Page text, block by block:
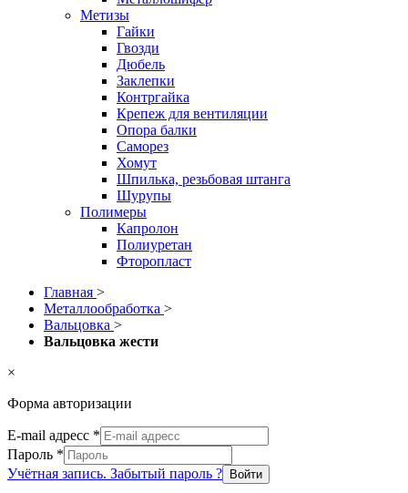
Метизы
Гайки
Гвозди
Дюбель
Заклепки
Контргайка
Крепеж для вентиляции
Опора балки
Саморез
Хомут
Шпилька, резьбовая штанга
Шурупы
Полимеры
Капролон
Полиуретан
Фторопласт
Главная >
Металлообработка >
Вальцовка >
Вальцовка жести
×
Форма авторизации
E-mail адресс *
Пароль *
Учётная запись. Забытый пароль ?
Войти